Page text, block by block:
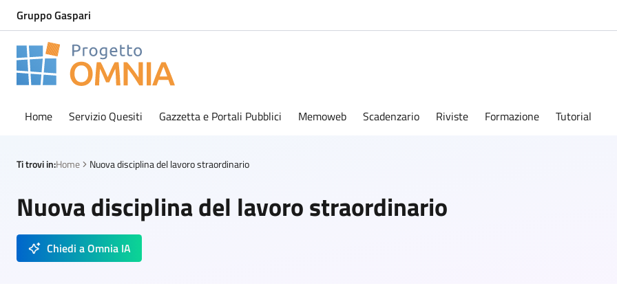
Gruppo Gaspari
Progetto Omnia
Home Servizio Quesiti Gazzetta e Portali Pubblici Memoweb Scadenzario Riviste Formazione Tutorial
Ti trovi in:Home Nuova disciplina del lavoro straordinario
Nuova disciplina del lavoro straordinario
Chiedi a Omnia IA